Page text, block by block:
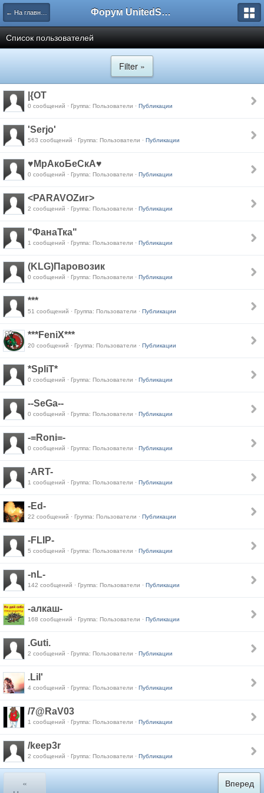
← На главную Форум UnitedSouth
Список пользователей
Filter »
|{OT
0 сообщений · Группа: Пользователи · Публикации
'Serjo'
563 сообщений · Группа: Пользователи · Публикации
♥МрАкоБеСкА♥
0 сообщений · Группа: Пользователи · Публикации
<PARAVOZиг>
2 сообщений · Группа: Пользователи · Публикации
"ФанаТка"
1 сообщений · Группа: Пользователи · Публикации
(KLG)Паровозик
0 сообщений · Группа: Пользователи · Публикации
***
51 сообщений · Группа: Пользователи · Публикации
***FeniX***
20 сообщений · Группа: Пользователи · Публикации
*SpliT*
0 сообщений · Группа: Пользователи · Публикации
--SeGa--
0 сообщений · Группа: Пользователи · Публикации
-=Roni=-
0 сообщений · Группа: Пользователи · Публикации
-ART-
1 сообщений · Группа: Пользователи · Публикации
-Ed-
22 сообщений · Группа: Пользователи · Публикации
-FLIP-
5 сообщений · Группа: Пользователи · Публикации
-nL-
142 сообщений · Группа: Пользователи · Публикации
-алкаш-
168 сообщений · Группа: Пользователи · Публикации
.Guti.
2 сообщений · Группа: Пользователи · Публикации
.Lil'
4 сообщений · Группа: Пользователи · Публикации
/7@RaV03
1 сообщений · Группа: Пользователи · Публикации
/keep3r
2 сообщений · Группа: Пользователи · Публикации
«
Вперед